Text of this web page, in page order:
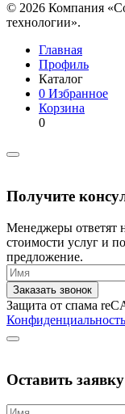
© 2026 Компания
технологии».
Главная
Профиль
Каталог
0 Избранное
Корзина
0
Получите
Менеджеры ответят
стоимости услуг и
предложение.
Заказать звонок
Защита от спама
Конфиденциальность
Оставить заявку